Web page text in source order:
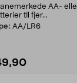
AA-
til fjer...
AA/LR6